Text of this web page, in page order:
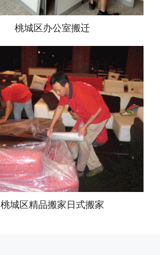
桃城区办公室搬迁
桃城区精品搬家日式搬家